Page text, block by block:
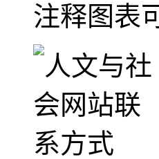
注释图表